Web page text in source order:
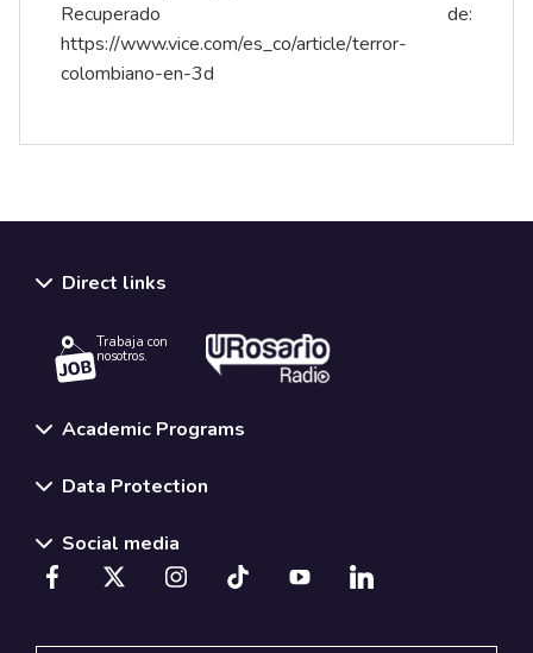
Recuperado de:
https://www.vice.com/es_co/article/terror-
colombiano-en-3d
Direct links
Trabaja con
nosotros.
Academic Programs
Data Protection
Social media